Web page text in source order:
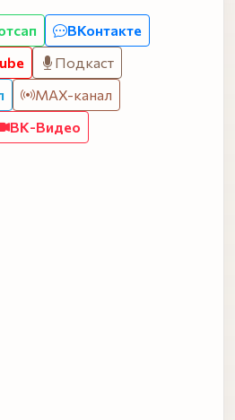
ВКонтакте
Подкаст
MAX-канал
ВК-Видео